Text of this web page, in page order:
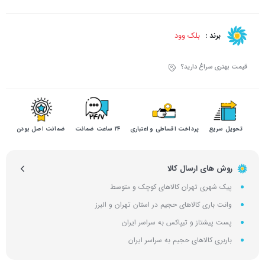
برند : بلک وود
قیمت بهتری سراغ دارید؟
تحویل سریع پرداخت اقساطی و اعتباری ۲۴ ساعت ضمانت ضمانت اصل بودن
روش های ارسال کالا
پیک شهری تهران کالاهای کوچک و متوسط
وانت باری کالاهای حجیم در استان تهران و البرز
پست پیشتاز و تیپاکس به سراسر ایران
باربری کالاهای حجیم به سراسر ایران